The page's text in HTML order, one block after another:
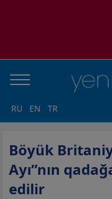
RU EN TR
Böyük
Ayı”nın
edilir